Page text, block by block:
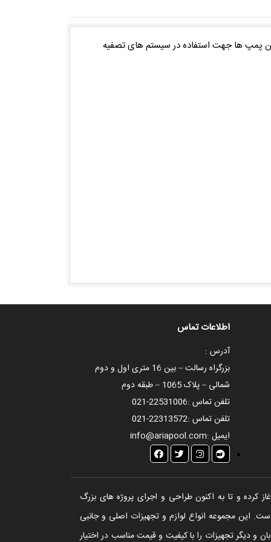
پمپ ها جهت استفاده در سیستم های تصفیه
اطلاعات تماس
آدرس :
بزرگراه رسالت – بین 16 متری اول و دوم
شمالی – پلاک 1065 – طبقه دوم
تلفن تماس :021-22531006
تلفن تماس :021-22313572
ایمیل :info@ariapool.com
سونا و جکوزی آغاز کرده و تا به اکنون طراحی و اجرای پروژه های بزرگ
این مجموعه انواع لوازم و تجهیزات اصلی و جانبی
و دیگر تجهیزات را با کیفیت و قیمت مناسب در اختیار